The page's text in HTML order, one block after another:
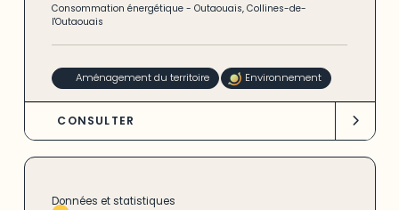
Consommation énergétique -Outaouais,Collines-de-
l'Outaouais
Aménagement du territoire Environnement
CONSULTER
Données et statistiques